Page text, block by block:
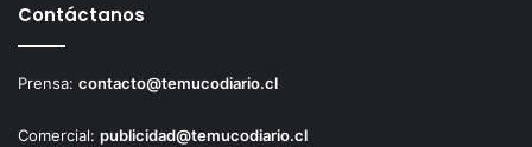
Contáctanos
Prensa: contacto@temucodiario.cl
Comercial: publicidad@temucodiario.cl